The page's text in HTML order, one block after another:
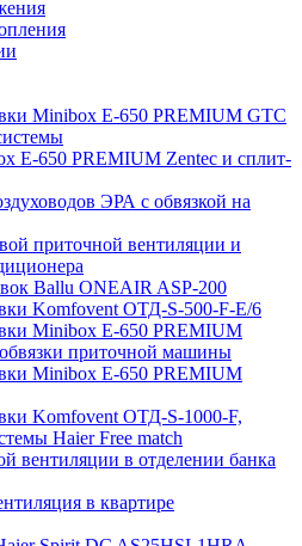
Minibox E-650 PREMIUM GTC
E-650 PREMIUM Zentec и сплит-
ЭРА с обвязкой на
приточной вентиляции и
Ballu ONEAIR ASP-200
Komfovent ОТД-S-500-F-E/6
Minibox E-650 PREMIUM
приточной машины
Minibox E-650 PREMIUM
Komfovent ОТД-S-1000-F,
Haier Free match
вентиляции в отделении банка
в квартире